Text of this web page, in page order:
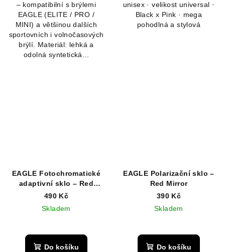
– kompatibilní s brýlemi
EAGLE (ELITE / PRO /
MINI) a většinou dalších
sportovních i volnočasových
brýlí. Materiál: lehká a
odolná syntetická...
unisex · velikost universal ·
Black x Pink · mega
pohodlná a stylová
EAGLE Fotochromatické
adaptivní sklo – Red
Mirror
490 Kč
Skladem
Do košíku
EAGLE Polarizační sklo –
Red Mirror
390 Kč
Skladem
Do košíku